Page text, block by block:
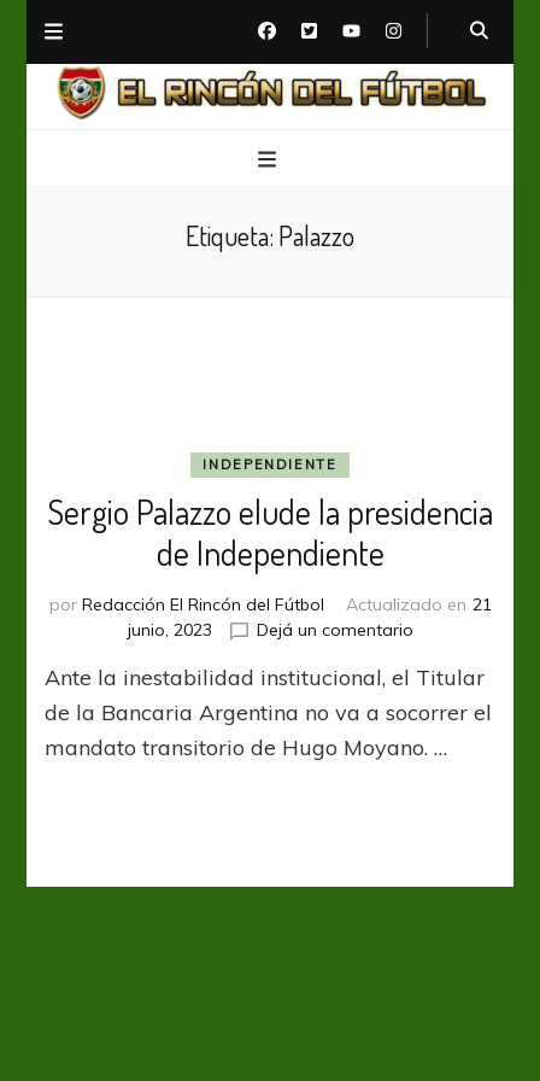
Etiqueta: Palazzo
INDEPENDIENTE
Sergio Palazzo elude la presidencia
de Independiente
por Redacción El Rincón del Fútbol Actualizado en 21
junio, 2023
Dejá un comentarioen
Palazzo
elude
presidencia
Ante la inestabilidad institucional, el Titular
de la Bancaria Argentina no va a socorrer el
mandato transitorio de Hugo Moyano. …